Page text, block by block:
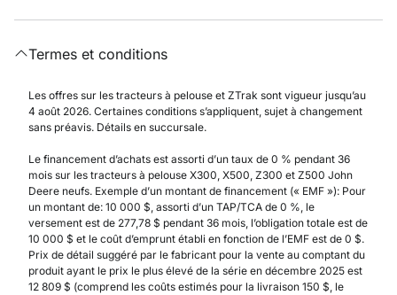
Termes et conditions
Les offres sur les tracteurs à pelouse et ZTrak sont vigueur jusqu’au
4 août 2026. Certaines conditions s’appliquent, sujet à changement
sans préavis. Détails en succursale.
Le financement d’achats est assorti d’un taux de 0 % pendant 36
mois sur les tracteurs à pelouse X300, X500, Z300 et Z500 John
Deere neufs. Exemple d’un montant de financement (« EMF »): Pour
un montant de: 10 000 $, assorti d’un TAP/TCA de 0 %, le
versement est de 277,78 $ pendant 36 mois, l’obligation totale est de
10 000 $ et le coût d’emprunt établi en fonction de l’EMF est de 0 $.
Prix de détail suggéré par le fabricant pour la vente au comptant du
produit ayant le prix le plus élevé de la série en décembre 2025 est
12 809 $ (comprend les coûts estimés pour la livraison 150 $, le